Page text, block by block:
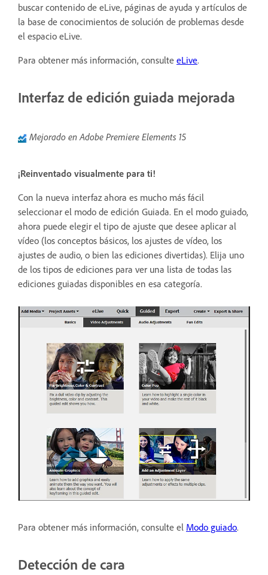
buscar contenido de eLive, páginas de ayuda y artículos de
la base de conocimientos de solución de problemas desde
el espacio eLive.
Para obtener más información, consulte eLive.
Interfaz de edición guiada mejorada
Mejorado en Adobe Premiere Elements 15
¡Reinventado visualmente para ti!
Con la nueva interfaz ahora es mucho más fácil
seleccionar el modo de edición Guiada. En el modo guiado,
ahora puede elegir el tipo de ajuste que desee aplicar al
vídeo (los conceptos básicos, los ajustes de vídeo, los
ajustes de audio, o bien las ediciones divertidas). Elija uno
de los tipos de ediciones para ver una lista de todas las
ediciones guiadas disponibles en esa categoría.
Para obtener más información, consulte el Modo guiado.
Detección de cara